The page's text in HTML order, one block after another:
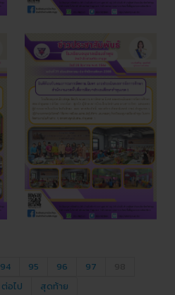
94 95 96 97
ต่อไป สุดท้าย